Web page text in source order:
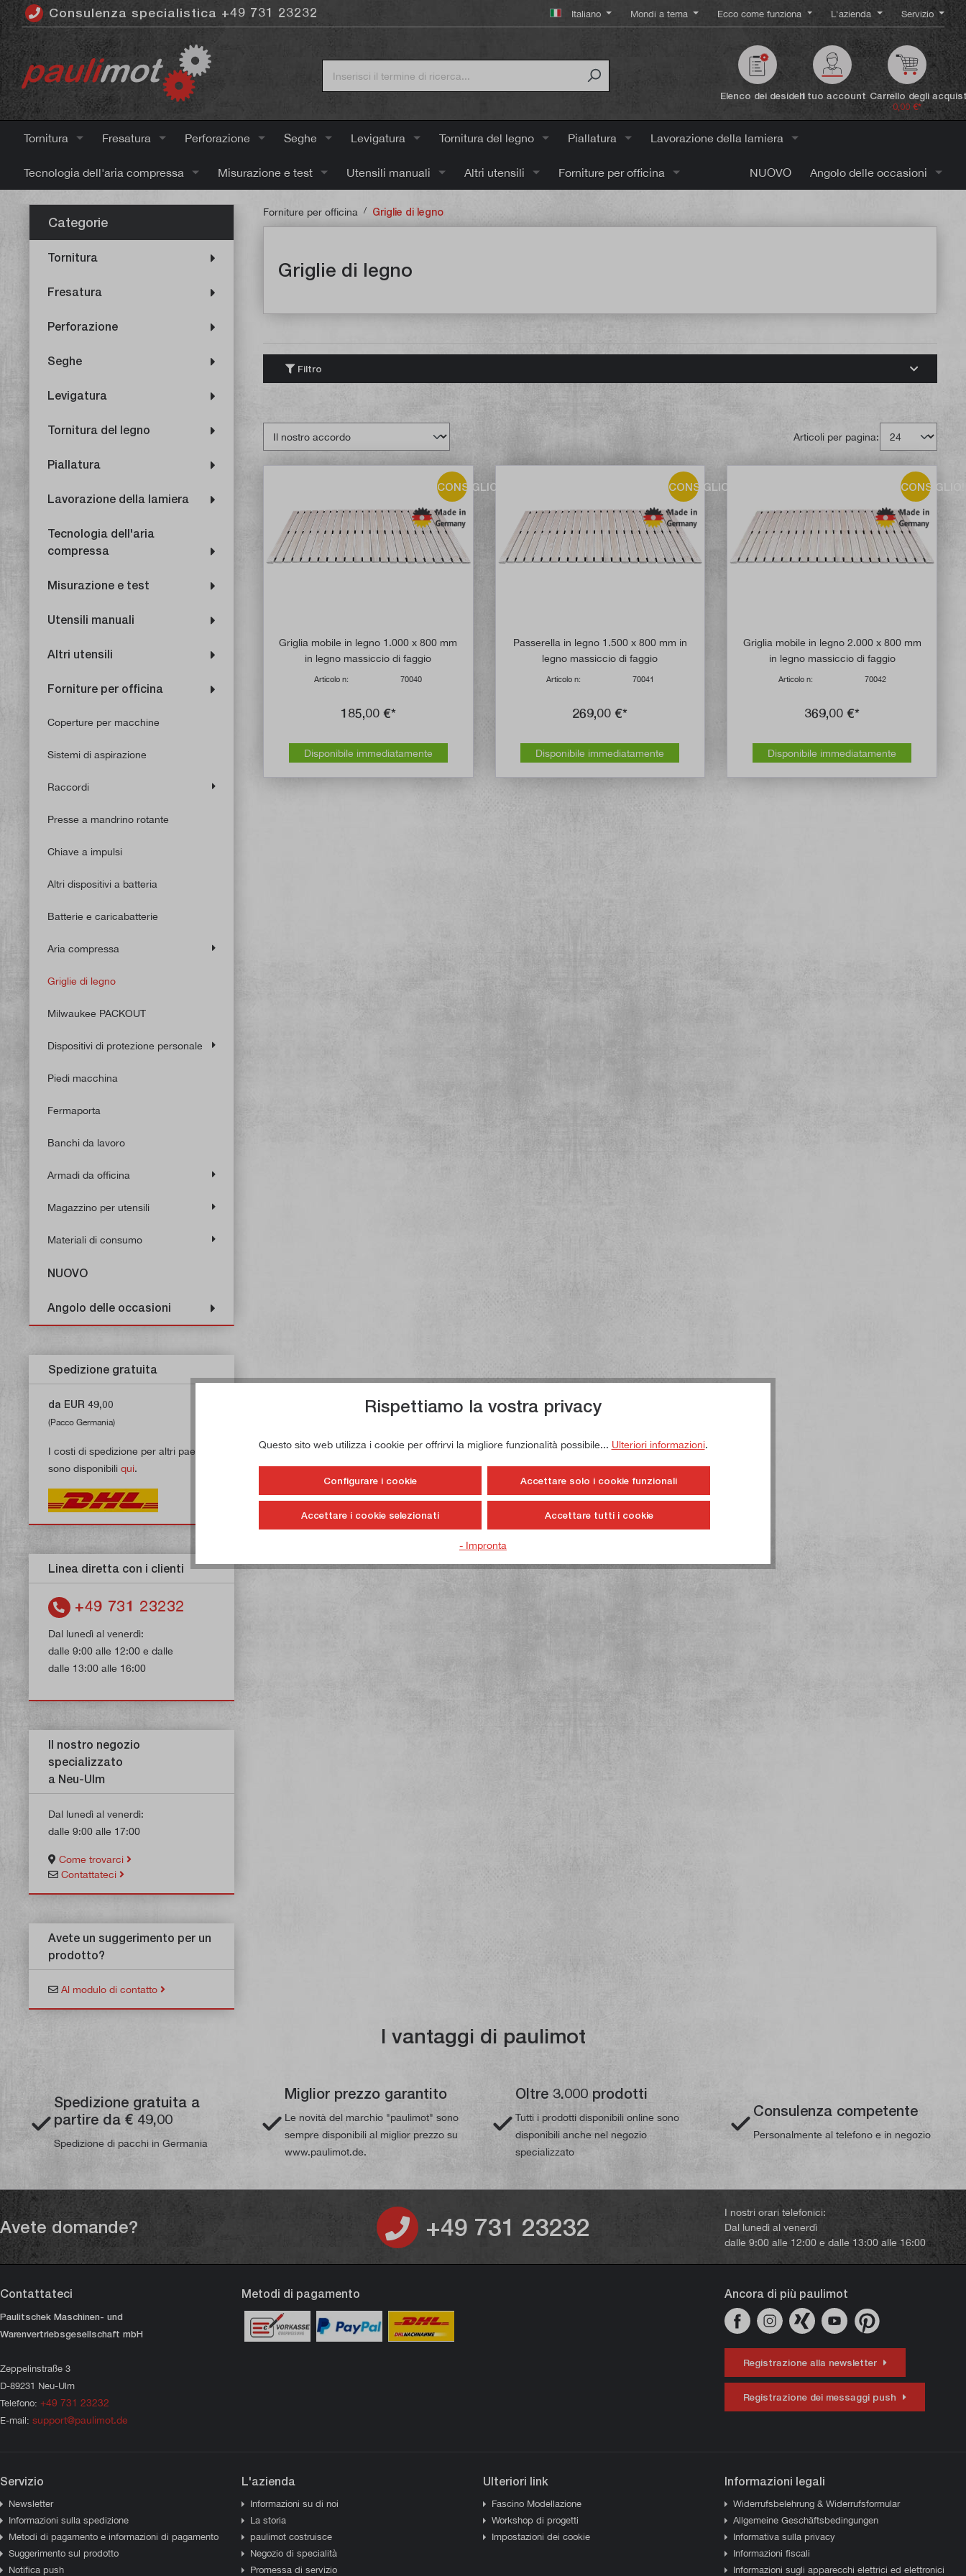
principale
Consulenza specialistica +49 731 23232 Italiano Mondi a tema Ecco come funziona L'azienda Servizio
Elenco dei desideriIl tuo account Carrello degli
0,00 €*
Tornitura Fresatura Perforazione Seghe Levigatura Tornitura del legno Piallatura Lavorazione della lamiera
Tecnologia dell'aria compressa Misurazione e test Utensili manuali Altri utensili Forniture per officina NUOVO Angolo delle occasioni
Categorie
Tornitura
Fresatura
Perforazione
Seghe
Levigatura
Tornitura del legno
Piallatura
Lavorazione della lamiera
Tecnologia dell'aria
compressa
Misurazione e test
Utensili manuali
Altri utensili
Forniture per officina
Coperture per macchine
Sistemi di aspirazione
Raccordi
Presse a mandrino rotante
Chiave a impulsi
Altri dispositivi a batteria
Batterie e caricabatterie
Aria compressa
Griglie di legno
Milwaukee PACKOUT
Dispositivi di protezione personale
Piedi macchina
Fermaporta
Banchi da lavoro
Armadi da officina
Magazzino per utensili
Materiali di consumo
NUOVO
Angolo delle occasioni
Spedizione gratuita
da EUR 49,00
(Pacco Germania)
I costi di spedizione per altri paesi
sono disponibili qui.
Linea diretta con i clienti
+49 731 23232
Dal lunedì al venerdì:
dalle 9:00 alle 12:00 e dalle
dalle 13:00 alle 16:00
Il nostro negozio
specializzato
a Neu-Ulm
Dal lunedì al venerdì:
dalle 9:00 alle 17:00
Come trovarci
Contattateci
Avete un suggerimento per un
prodotto?
Al modulo di contatto
Forniture per officina / Griglie di legno
Griglie di legno
Filtro
Articoli per pagina:
CONSIGLIO!
Griglia mobile in legno 1.000 x 800 mm
in legno massiccio di faggio
Articolo n: 70040
185,00 €*
Disponibile immediatamente
CONSIGLIO!
Passerella in legno 1.500 x 800 mm in
legno massiccio di faggio
Articolo n: 70041
269,00 €*
Disponibile immediatamente
CONSIGLIO!
Griglia mobile in legno 2.000 x 800 mm
in legno massiccio di faggio
Articolo n: 70042
369,00 €*
Disponibile immediatamente
I vantaggi di paulimot
Spedizione gratuita a
partire da € 49,00
Spedizione di pacchi in Germania
Miglior prezzo garantito
Le novità del marchio "paulimot" sono
sempre disponibili al miglior prezzo su
www.paulimot.de.
Oltre 3.000 prodotti
Tutti i prodotti disponibili online sono
disponibili anche nel negozio
specializzato
Consulenza competente
Personalmente al telefono e in negozio
Avete domande? +49 731 23232
I nostri orari telefonici:
Dal lunedì al venerdì
dalle 9:00 alle 12:00 e dalle 13:00 alle 16:00
Contattateci
Paulitschek Maschinen- und
Warenvertriebsgesellschaft mbH
Zeppelinstraße 3
D-89231 Neu-Ulm
Telefono: +49 731 23232
E-mail: support@paulimot.de
Metodi di pagamento Ancora di più paulimot
Registrazione alla newsletter
Registrazione dei messaggi push
Servizio
Newsletter
Informazioni sulla spedizione
Metodi di pagamento e informazioni di pagamento
Suggerimento sul prodotto
Notifica push
L'azienda
Informazioni su di noi
La storia
paulimot costruisce
Negozio di specialità
Promessa di servizio
Ulteriori link
Fascino Modellazione
Workshop di progetti
Impostazioni dei cookie
Informazioni legali
Widerrufsbelehrung & Widerrufsformular
Allgemeine Geschäftsbedingungen
Informativa sulla privacy
Informazioni fiscali
Informazioni sugli apparecchi elettrici ed elettronici
Rispettiamo la vostra privacy
Questo sito web utilizza i cookie per offrirvi la migliore funzionalità possibile... Ulteriori informazioni.
Configurare i cookie Accettare solo i cookie funzionali
Accettare i cookie selezionati Accettare tutti i cookie
- Impronta